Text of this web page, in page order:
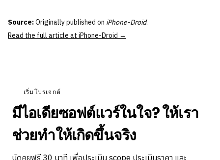
Source:Originally published on iPhone-Droid.
Read the full article at iPhone-Droid →
เริ่มโปรเจกต์
มีไอเดียซอฟต์แวร์ในใจ? ให้เรา
ช่วยทำให้เกิดขึ้นจริง